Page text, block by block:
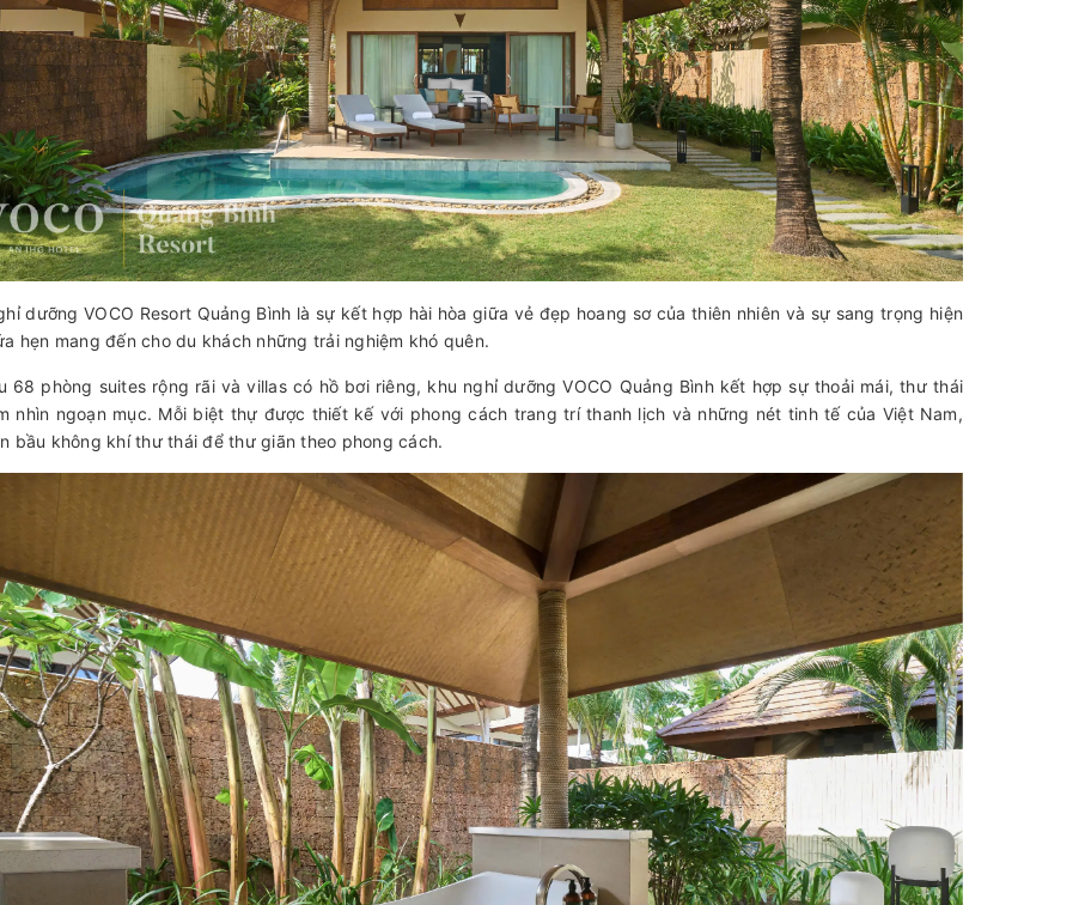
dưỡng VOCO Resort Quảng Bình là sự kết hợp hài hòa giữa vẻ đẹp hoang sơ của thiên nhiên và sự sang trọng hiện
hẹn mang đến cho du khách những trải nghiệm khó quên.
68 phòng suites rộng rãi và villas có hồ bơi riêng, khu nghỉ dưỡng VOCO Quảng Bình kết hợp sự thoải mái, thư thái
nhìn ngoạn mục. Mỗi biệt thự được thiết kế với phong cách trang trí thanh lịch và những nét tinh tế của Việt Nam,
bầu không khí thư thái để thư giãn theo phong cách.